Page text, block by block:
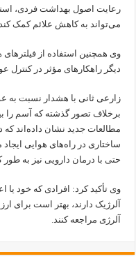
رعایت اصول بهداشت فردی،
می‌تواند به کاهش علائم کمک
وی همچنین استفاده از فیلترهای
دیگر راهکارهای مؤثر در
زارعی ثانی با هشدار نسبت به
برخلاف تصور گذشته که آسم را
مطالعات جدید نشان داده‌اند
ساختاری در راه‌های هوایی
حتی با درمان دارویی نیز به
وی تأکید کرد: افرادی که خود
آلرژیک دارند، بهتر است
آلرژی مراجعه کنند.